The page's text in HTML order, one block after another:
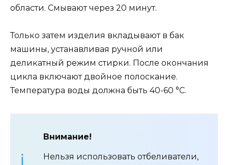
области. Смывают через 20 минут.
Только затем изделия вкладывают в бак
машины, устанавливая ручной или
деликатный режим стирки. После окончания
цикла включают двойное полоскание.
Температура воды должна быть 40-60 °С.
Внимание!
Нельзя использовать отбеливатели,